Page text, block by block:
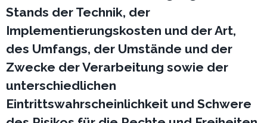
Stands der Technik, der
Implementierungskosten und der Art,
des Umfangs, der Umstände und der
Zwecke der Verarbeitung sowie der
unterschiedlichen
Eintrittswahrscheinlichkeit und Schwere